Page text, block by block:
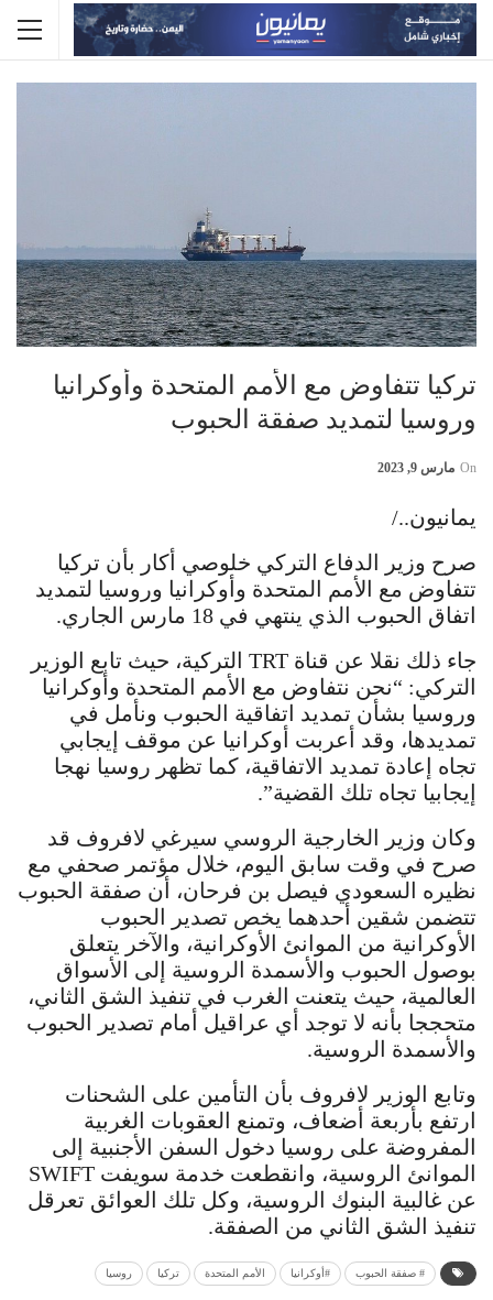
تركيا تتفاوض مع الأمم المتحدة وأوكرانيا
وروسيا لتمديد صفقة الحبوب
On مارس 9, 2023
يمانيون../
صرح وزير الدفاع التركي خلوصي أكار بأن تركيا
تتفاوض مع الأمم المتحدة وأوكرانيا وروسيا لتمديد
اتفاق الحبوب الذي ينتهي في 18 مارس الجاري.
جاء ذلك نقلا عن قناة TRT التركية، حيث تابع الوزير
التركي: “نحن نتفاوض مع الأمم المتحدة وأوكرانيا
وروسيا بشأن تمديد اتفاقية الحبوب ونأمل في
تمديدها، وقد أعربت أوكرانيا عن موقف إيجابي
تجاه إعادة تمديد الاتفاقية، كما تظهر روسيا نهجا
إيجابيا تجاه تلك القضية”.
وكان وزير الخارجية الروسي سيرغي لافروف قد
صرح في وقت سابق اليوم، خلال مؤتمر صحفي مع
نظيره السعودي فيصل بن فرحان، أن صفقة الحبوب
تتضمن شقين أحدهما يخص تصدير الحبوب
الأوكرانية من الموانئ الأوكرانية، والآخر يتعلق
بوصول الحبوب والأسمدة الروسية إلى الأسواق
العالمية، حيث يتعنت الغرب في تنفيذ الشق الثاني،
متحججا بأنه لا توجد أي عراقيل أمام تصدير الحبوب
والأسمدة الروسية.
وتابع الوزير لافروف بأن التأمين على الشحنات
ارتفع بأربعة أضعاف، وتمنع العقوبات الغربية
المفروضة على روسيا دخول السفن الأجنبية إلى
الموانئ الروسية، وانقطعت خدمة سويفت SWIFT
عن غالبية البنوك الروسية، وكل تلك العوائق تعرقل
تنفيذ الشق الثاني من الصفقة.
# صفقة الحبوب #أوكرانيا الأمم المتحدة تركيا روسيا